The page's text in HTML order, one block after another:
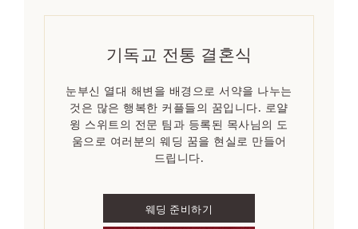
기독교 전통 결혼식
눈부신 열대 해변을 배경으로 서약을 나누는
것은 많은 행복한 커플들의 꿈입니다. 로얄
윙 스위트의 전문 팀과 등록된 목사님의 도
움으로 여러분의 웨딩 꿈을 현실로 만들어
드립니다.
웨딩 준비하기